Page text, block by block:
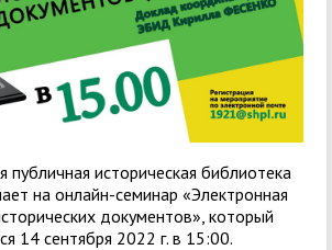
публичная историческая библиотека
на онлайн-семинар «Электронная
документов», который
14 сентября 2022 г. в 15:00.